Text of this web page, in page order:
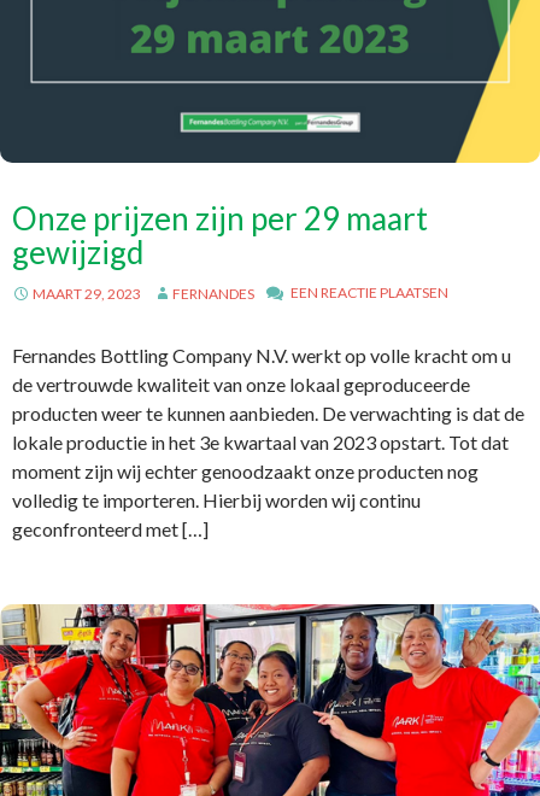
Onze prijzen zijn per 29 maart
gewijzigd
MAART 29, 2023 FERNANDES EEN REACTIE PLAATSEN
Fernandes Bottling Company N.V. werkt op volle kracht om u
de vertrouwde kwaliteit van onze lokaal geproduceerde
producten weer te kunnen aanbieden. De verwachting is dat de
lokale productie in het 3e kwartaal van 2023 opstart. Tot dat
moment zijn wij echter genoodzaakt onze producten nog
volledig te importeren. Hierbij worden wij continu
geconfronteerd met […]